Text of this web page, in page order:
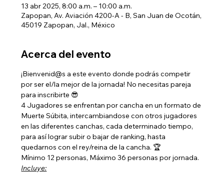
13 abr 2025, 8:00 a.m. – 10:00 a.m.
Zapopan, Av. Aviación 4200-A - B, San Juan de Ocotán,
45019 Zapopan, Jal., México
Acerca del evento
¡Bienvenid@s a este evento donde podrás competir
por ser el/la mejor de la jornada! No necesitas pareja
para inscribirte 😎
4 Jugadores se enfrentan por cancha en un formato de
Muerte Súbita, intercambiandose con otros jugadores
en las diferentes canchas, cada determinado tiempo,
para así lograr subir o bajar de ranking, hasta
quedarnos con el rey/reina de la cancha. 🏆
Mínimo 12 personas, Máximo 36 personas por jornada.
Incluye: